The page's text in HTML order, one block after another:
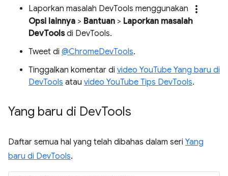
Laporkan masalah DevTools menggunakan
more_vert
Opsi lainnya > Bantuan > Laporkan masalah
DevToolsdi DevTools.
Tweet di @ChromeDevTools.
Tinggalkan komentar di video YouTube Yang baru di
DevTools atau video YouTube Tips DevTools.
Yang baru di DevTools
Daftar semua hal yang telah dibahas dalam seri Yang
baru di DevTools.